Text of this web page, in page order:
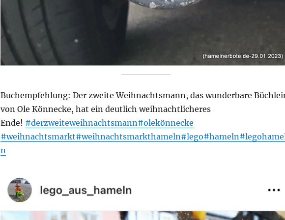
Buchempfehlung: Der zweite Weihnachtsmann, das wunderbare
von Ole Könnecke, hat ein deutlich weihnachtlicheres
Ende! #derzweiteweihnachtsmann#olekönnecke
#weihnachtsmarkt#weihnachtsmarkthameln#lego#hameln
n